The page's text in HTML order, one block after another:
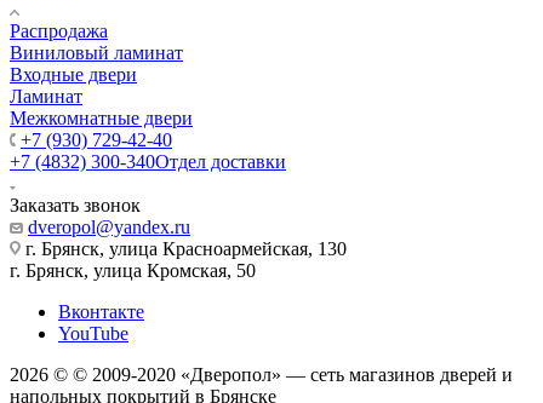
Распродажа
Виниловый ламинат
Входные двери
Ламинат
Межкомнатные двери
+7 (930) 729-42-40
+7 (4832) 300-340Отдел доставки
Заказать звонок
dveropol@yandex.ru
г. Брянск, улица Красноармейская, 130
г. Брянск, улица Кромская, 50
Вконтакте
YouTube
2026 © © 2009-2020 «Дверопол» — сеть магазинов дверей и
напольных покрытий в Брянске